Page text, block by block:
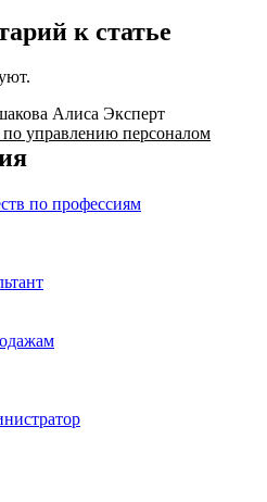
к статье
Эксперт
управлению персоналом
по профессиям